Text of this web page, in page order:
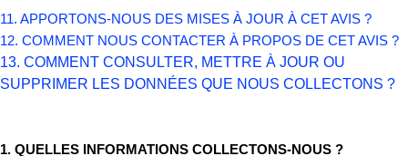
11. APPORTONS-NOUS DES MISES À JOUR À CET AVIS ?
12. COMMENT NOUS CONTACTER À PROPOS DE CET AVIS ?
13. COMMENT CONSULTER, METTRE À JOUR OU
SUPPRIMER LES DONNÉES QUE NOUS COLLECTONS ?
1. QUELLES INFORMATIONS COLLECTONS-NOUS ?